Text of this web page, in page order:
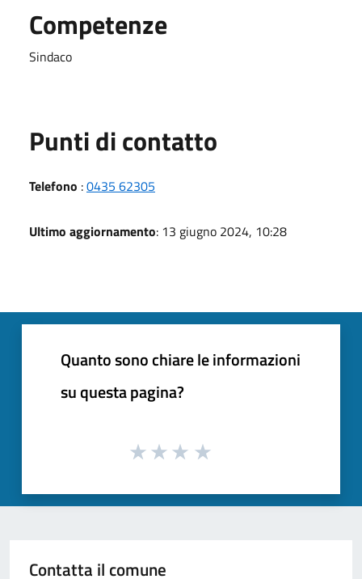
Competenze
Sindaco
Punti di contatto
Telefono :0435 62305
Ultimo aggiornamento: 13 giugno 2024, 10:28
Quanto sono chiare le informazioni
su questa pagina?
Contatta il comune